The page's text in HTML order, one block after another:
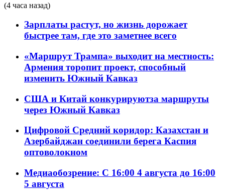
(4 часа назад)
Зарплаты растут, но жизнь дорожает
быстрее там, где это заметнее всего
«Маршрут Трампа» выходит на местность:
Армения торопит проект, способный
изменить Южный Кавказ
США и Китай конкурируютза маршруты
через Южный Кавказ
Цифровой Средний коридор: Казахстан и
Азербайджан соединили берега Каспия
оптоволокном
Медиаобозрение: С 16:00 4 августа до 16:00
5 августа